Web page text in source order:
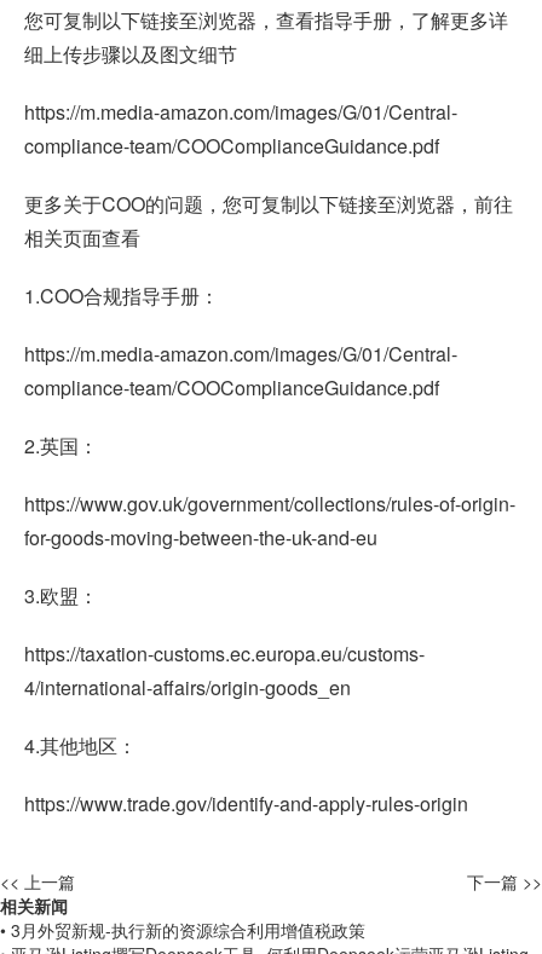
您可复制以下链接至浏览器，查看指导手册，了解更多详
细上传步骤以及图文细节
https://m.media-amazon.com/images/G/01/Central-
compliance-team/COOComplianceGuidance.pdf
更多关于COO的问题，您可复制以下链接至浏览器，前往
相关页面查看
1.COO合规指导手册：
https://m.media-amazon.com/images/G/01/Central-
compliance-team/COOComplianceGuidance.pdf
2.英国：
https://www.gov.uk/government/collections/rules-of-origin-
for-goods-moving-between-the-uk-and-eu
3.欧盟：
https://taxation-customs.ec.europa.eu/customs-
4/international-affairs/origin-goods_en
4.其他地区：
https://www.trade.gov/identify-and-apply-rules-origin
<< 上一篇
下一篇 >>
相关新闻
• 3月外贸新规-执行新的资源综合利用增值税政策